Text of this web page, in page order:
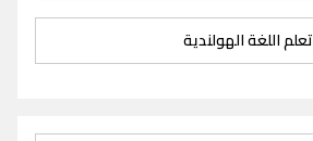
تعلم اللغة الهولندية